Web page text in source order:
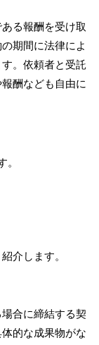
る報酬を受け取
期間に法律によ
。依頼者と受託
酬なども自由に
。
介します。
合に締結する契
的な成果物がな